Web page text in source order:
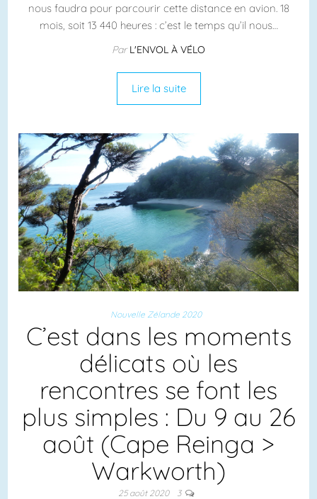
nous faudra pour parcourir cette distance en avion. 18
mois, soit 13 440 heures : c’est le temps qu’il nous…
ParL'ENVOL À VÉLO
Lire la suite
Nouvelle Zélande 2020
C’est dans les moments
délicats où les
rencontres se font les
plus simples : Du 9 au 26
août (Cape Reinga >
Warkworth)
25 août 2020 3